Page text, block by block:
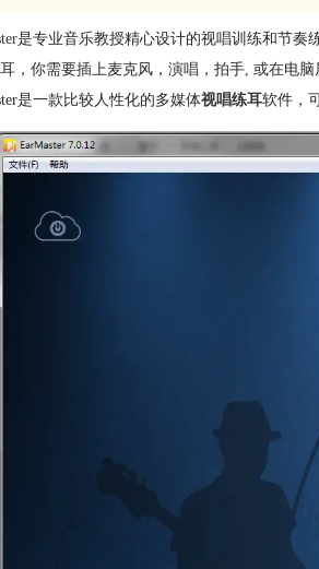
是专业音乐教授精心设计的视唱训练和节奏
，你需要插上麦克风，演唱，拍手, 或在电
是一款比较人性化的多媒体视唱练耳软件，